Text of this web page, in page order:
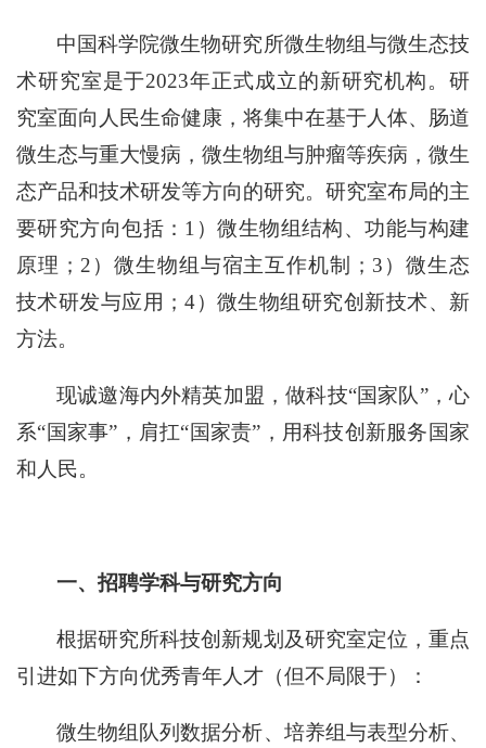
中国科学院微生物研究所微生物组与微生态技
术研究室是于2023年正式成立的新研究机构。研
究室面向人民生命健康，将集中在基于人体、肠道
微生态与重大慢病，微生物组与肿瘤等疾病，微生
态产品和技术研发等方向的研究。研究室布局的主
要研究方向包括：1）微生物组结构、功能与构建
原理；2）微生物组与宿主互作机制；3）微生态
技术研发与应用；4）微生物组研究创新技术、新
方法。
现诚邀海内外精英加盟，做科技“国家队”，心
系“国家事”，肩扛“国家责”，用科技创新服务国家
和人民。
一、招聘学科与研究方向
根据研究所科技创新规划及研究室定位，重点
引进如下方向优秀青年人才（但不局限于）：
微生物组队列数据分析、培养组与表型分析、